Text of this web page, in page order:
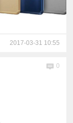
2017-03-31 10:55
0